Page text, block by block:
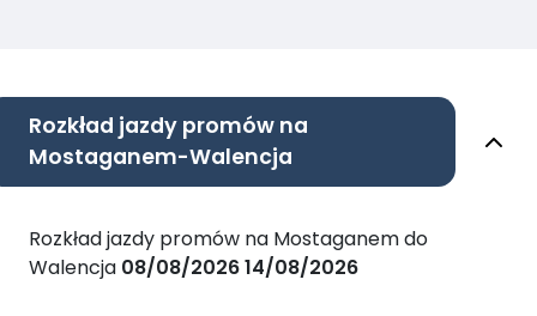
Rozkład jazdy promów na
Mostaganem-Walencja
Rozkład jazdy promów na Mostaganem do
Walencja 08/08/202614/08/2026